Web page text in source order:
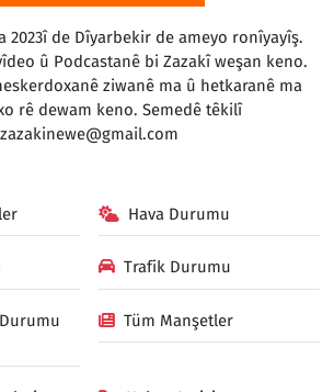
2023î de Dîyarbekir de ameyo ronîyayîş.
û Podcastanê bi Zazakî weşan keno.
ziwanê ma û hetkaranê ma
rê dewam keno. Semedê têkilî
zazakinewe@gmail.com
Hava Durumu
Trafik Durumu
Tüm Manşetler